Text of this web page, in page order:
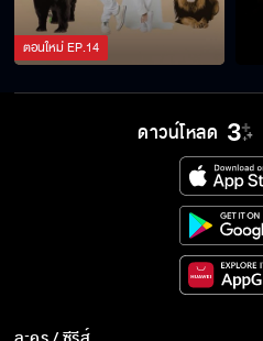
ตอนใหม่EP.14
ดาวน์โหลด